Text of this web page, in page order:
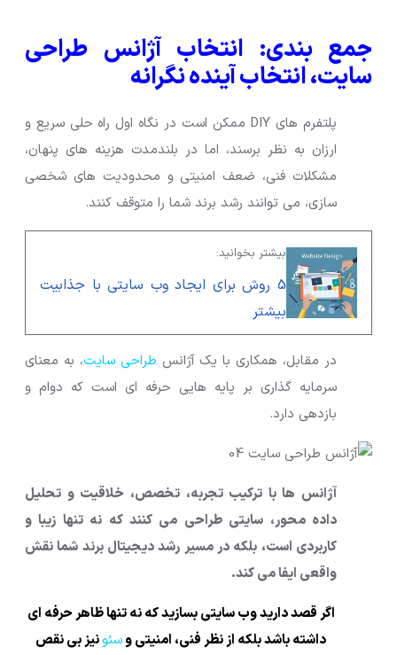
جمع بندی: انتخاب آژانس طراحی
سایت، انتخاب آینده نگرانه
پلتفرم های DIY ممکن است در نگاه اول راه حلی سریع و
ارزان به نظر برسند، اما در بلندمدت هزینه های پنهان،
مشکلات فنی، ضعف امنیتی و محدودیت های شخصی
سازی، می توانند رشد برند شما را متوقف کنند.
بیشتر بخوانید:
5 روش برای ایجاد وب سایتی با جذابیت
بیشتر
در مقابل، همکاری با یک آژانس طراحی سایت، به معنای
سرمایه گذاری بر پایه هایی حرفه ای است که دوام و
بازدهی دارد.
آژانس ها با ترکیب تجربه، تخصص، خلاقیت و تحلیل
داده محور، سایتی طراحی می کنند که نه تنها زیبا و
کاربردی است، بلکه در مسیر رشد دیجیتال برند شما نقش
واقعی ایفا می کند.
اگر قصد دارید وب سایتی بسازید که نه تنها ظاهر حرفه ای
داشته باشد بلکه از نظر فنی، امنیتی وسئونیز بی نقص